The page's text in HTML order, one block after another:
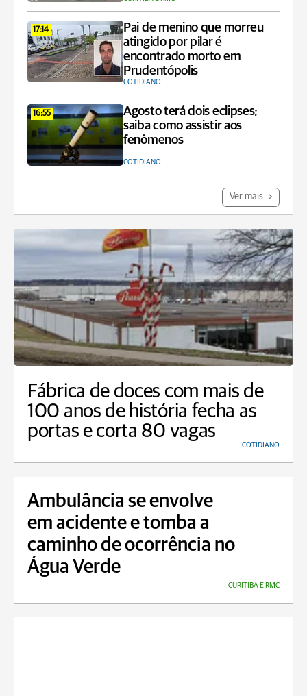
17:14
Pai de menino que morreu
atingido por pilar é
encontrado morto em
Prudentópolis
COTIDIANO
16:55
Agosto terá dois eclipses;
saiba como assistir aos
fenômenos
COTIDIANO
Ver mais
Fábrica de doces com mais de
100 anos de história fecha as
portas e corta 80 vagas
COTIDIANO
Ambulância se envolve
em acidente e tomba a
caminho de ocorrência no
Água Verde
CURITIBA E RMC